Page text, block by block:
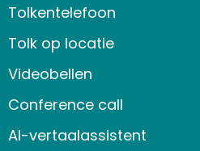
Tolkentelefoon
Tolk op locatie
Videobellen
Conference call
AI-vertaalassistent